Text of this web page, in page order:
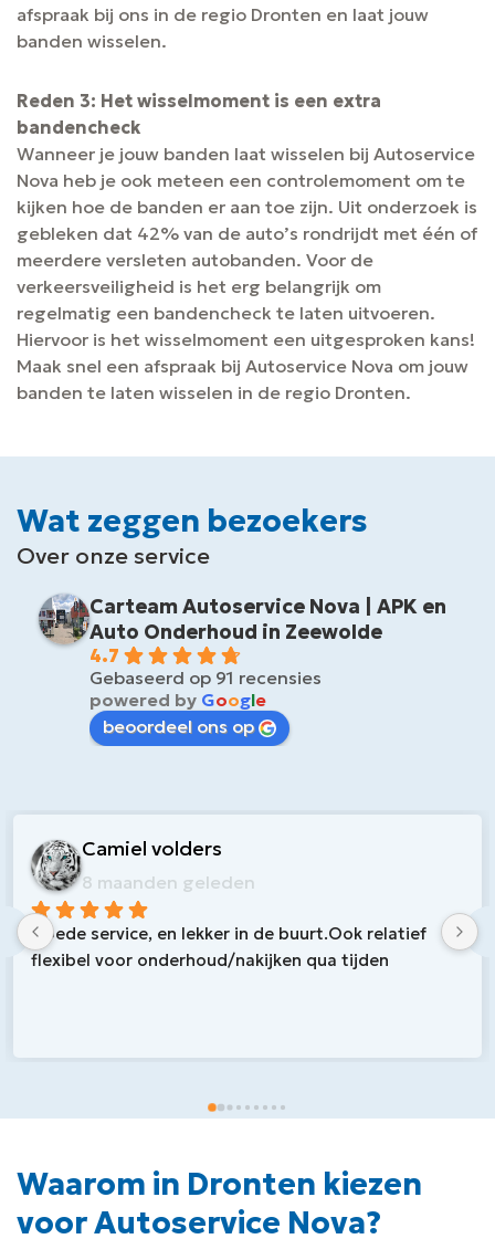
afspraak bij ons in de regio Dronten en laat jouw
banden wisselen.
Reden 3: Het wisselmoment is een extra
bandencheck
Wanneer je jouw banden laat wisselen bij Autoservice
Nova heb je ook meteen een controlemoment om te
kijken hoe de banden er aan toe zijn. Uit onderzoek is
gebleken dat 42% van de auto’s rondrijdt met één of
meerdere versleten autobanden. Voor de
verkeersveiligheid is het erg belangrijk om
regelmatig een bandencheck te laten uitvoeren.
Hiervoor is het wisselmoment een uitgesproken kans!
Maak snel een afspraak bij Autoservice Nova om jouw
banden te laten wisselen in de regio Dronten.
Wat zeggen bezoekers
Over onze service
Carteam Autoservice Nova | APK en
Auto Onderhoud in Zeewolde
4.7
Gebaseerd op 91 recensies
powered by Google
beoordeel ons op
buurt.Ook relatief
qua tijden
Waarom in Dronten kiezen
voor Autoservice Nova?